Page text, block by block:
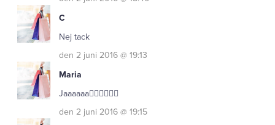
C
Nej tack
den 2 juni 2016 @ 19:13
Maria
Jaaaaaa👍🏻👍🏻👍🏻
den 2 juni 2016 @ 19:15